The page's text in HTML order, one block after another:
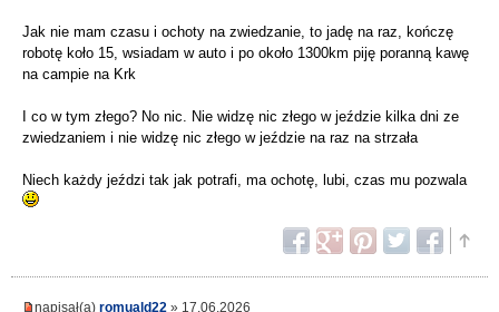
Jak nie mam czasu i ochoty na zwiedzanie, to jadę na raz, kończę
robotę koło 15, wsiadam w auto i po około 1300km piję poranną kawę
na campie na Krk
I co w tym złego? No nic. Nie widzę nic złego w jeździe kilka dni ze
zwiedzaniem i nie widzę nic złego w jeździe na raz na strzała
Niech każdy jeździ tak jak potrafi, ma ochotę, lubi, czas mu pozwala
napisał(a) romuald22 » 17.06.2026